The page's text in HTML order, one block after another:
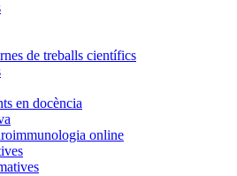
de treballs científics
en docència
online